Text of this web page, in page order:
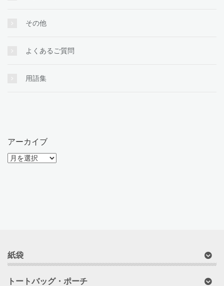
その他
よくあるご質問
用語集
アーカイブ
ア
紙袋
トートバッグ・ポーチ